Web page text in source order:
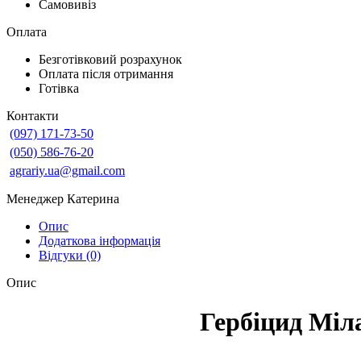
Самовивіз
Оплата
Безготівковий розрахунок
Оплата після отримання
Готівка
Контакти
(097) 171-73-50
(050) 586-76-20
agrariy.ua@gmail.com
Менеджер Катерина
Опис
Додаткова інформація
Відгуки (0)
Опис
Гербіцид